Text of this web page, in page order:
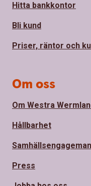
Hitta bankkontor
Bli kund
Priser, räntor och
Om oss
Om Westra
Hållbarhet
Press